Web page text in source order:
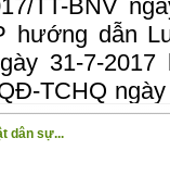
TT-BNV
hướng dẫn
31-7-
TCHQ
lĩnh vực
cho tập thể,
chống
dân sự...